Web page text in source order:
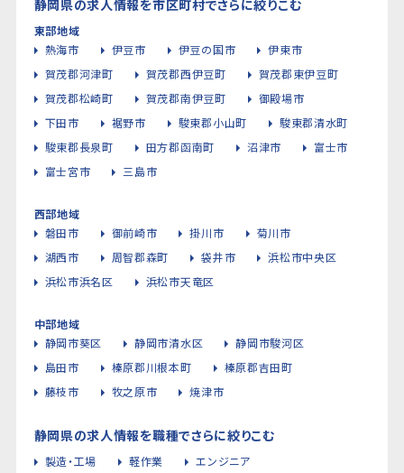
静岡県の求人情報を市区町村でさらに絞りこむ
東部地域
熱海市
伊豆市 伊豆の国市
伊東市
賀茂郡河津町
賀茂郡西伊豆町
賀茂郡東伊豆町
賀茂郡松崎町
賀茂郡南伊豆町
御殿場市
下田市
裾野市 駿東郡小山町
駿東郡清水町
駿東郡長泉町
田方郡函南町 沼津市
富士市
富士宮市
三島市
西部地域
磐田市
御前崎市 掛川市
菊川市
湖西市
周智郡森町 袋井市
浜松市中央区
浜松市浜名区
浜松市天竜区
中部地域
静岡市葵区
静岡市清水区
静岡市駿河区
島田市
榛原郡川根本町
榛原郡吉田町
藤枝市
牧之原市 焼津市
静岡県の求人情報を職種でさらに絞りこむ
製造・工場 軽作業
エンジニア